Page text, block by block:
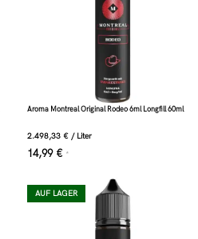
Aroma Montreal Original Rodeo 6ml Longfill 60ml
2.498,33 € / Liter
14,99 € *
AUF LAGER